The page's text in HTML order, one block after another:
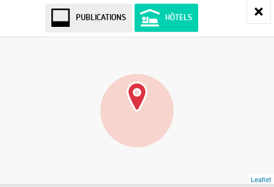
PUBLICATIONS HÔTELS
Leaflet